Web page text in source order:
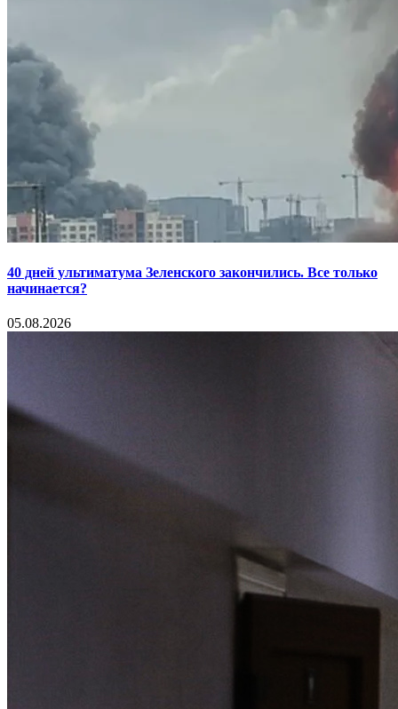
40 дней ультиматума Зеленского закончились. Все только
начинается?
05.08.2026